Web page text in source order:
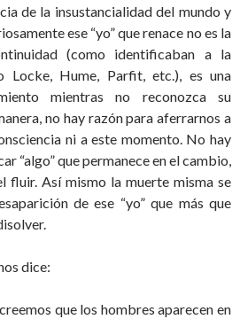
de la insustancialidad del mundo y
ese “yo” que renace no es la
(como identificaban a la
Locke, Hume, Parfit, etc.), es una
mientras no reconozca su
no hay razón para aferrarnos a
ni a este momento. No hay
“algo” que permanece en el cambio,
fluir. Así mismo la muerte misma se
de ese “yo” que más que
dice:
que los hombres aparecen en